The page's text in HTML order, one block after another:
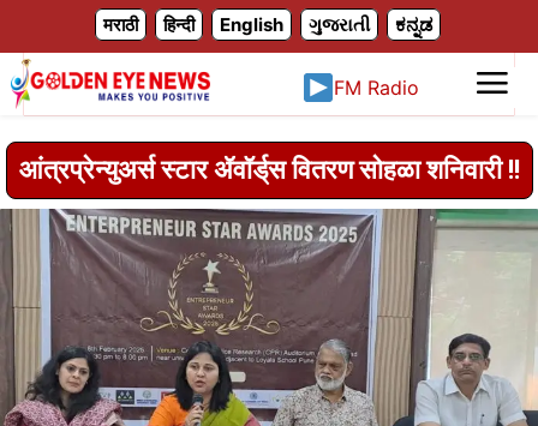
मराठी हिन्दी English ગુજરાતી ಕನ್ನಡ
FM Radio
आंत्रप्रेन्युअर्स स्टार ॲवॉर्ड्‌‍स वितरण सोहळा शनिवारी !!